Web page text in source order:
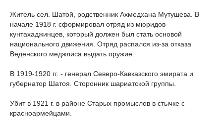
Житель сел. Шатой, родственник Ахмедхана Мутушева. В
начале 1918 г. сформировал отряд из мюридов-
кунтахаджинцев, который должен был стать основой
национального движения. Отряд распался из-за отказа
Веденского меджлиса выдать оружие.
В 1919-1920 гг. - генерал Северо-Кавказского эмирата и
губернатор Шатоя. Сторонник шариатской группы.
Убит в 1921 г. в районе Старых промыслов в стычке с
красноармейцами.